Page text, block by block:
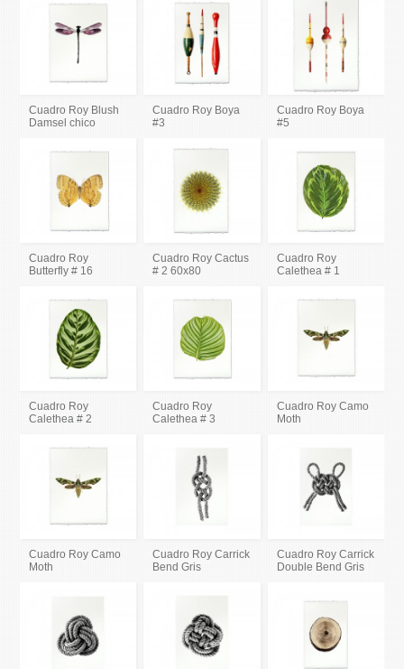
Cuadro Roy Blush
Damsel chico
Cuadro Roy Boya
#3
Cuadro Roy Boya
#5
Cuadro Roy
Butterfly # 16
Cuadro Roy Cactus
# 2 60x80
Cuadro Roy
Calethea # 1
Cuadro Roy
Calethea # 2
Cuadro Roy
Calethea # 3
Cuadro Roy Camo
Moth
Cuadro Roy Camo
Moth
Cuadro Roy Carrick
Bend Gris
Cuadro Roy Carrick
Double Bend Gris